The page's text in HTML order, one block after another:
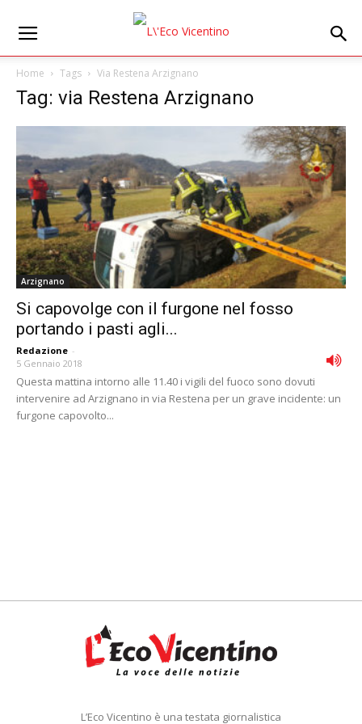
Home Tags Via Restena Arzignano
Tag: via Restena Arzignano
Arzignano
Si capovolge con il furgone nel fosso
portando i pasti agli...
Redazione -
5 Gennaio 2018
Questa mattina intorno alle 11.40 i vigili del fuoco sono dovuti
intervenire ad Arzignano in via Restena per un grave incidente: un
furgone capovolto...
L’Eco Vicentino è una testata giornalistica